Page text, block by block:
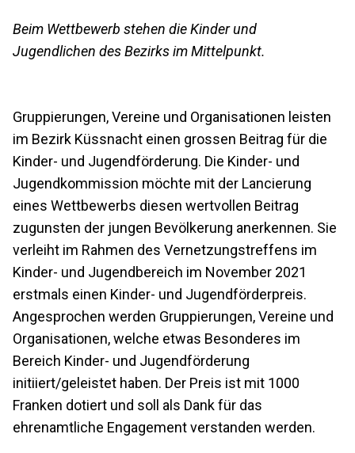
Beim Wettbewerb stehen die Kinder und
Jugendlichen des Bezirks im Mittelpunkt.
Gruppierungen, Vereine und Organisationen leisten
im Bezirk Küssnacht einen grossen Beitrag für die
Kinder- und Jugendförderung. Die Kinder- und
Jugendkommission möchte mit der Lancierung
eines Wettbewerbs diesen wertvollen Beitrag
zugunsten der jungen Bevölkerung anerkennen. Sie
verleiht im Rahmen des Vernetzungstreffens im
Kinder- und Jugendbereich im November 2021
erstmals einen Kinder- und Jugendförderpreis.
Angesprochen werden Gruppierungen, Vereine und
Organisationen, welche etwas Besonderes im
Bereich Kinder- und Jugendförderung
initiiert/geleistet haben. Der Preis ist mit 1000
Franken dotiert und soll als Dank für das
ehrenamtliche Engagement verstanden werden.